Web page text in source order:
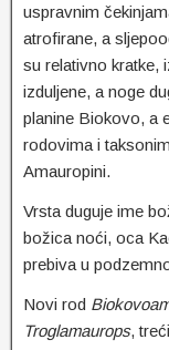
uspravnim
atrofirane, a
su relativno kratke,
izduljene, a noge
planine Biokovo, a
rodovima i
Amauropini.
Vrsta duguje ime
božica noći, oca
prebiva u
Novi rod
Troglamaurops,